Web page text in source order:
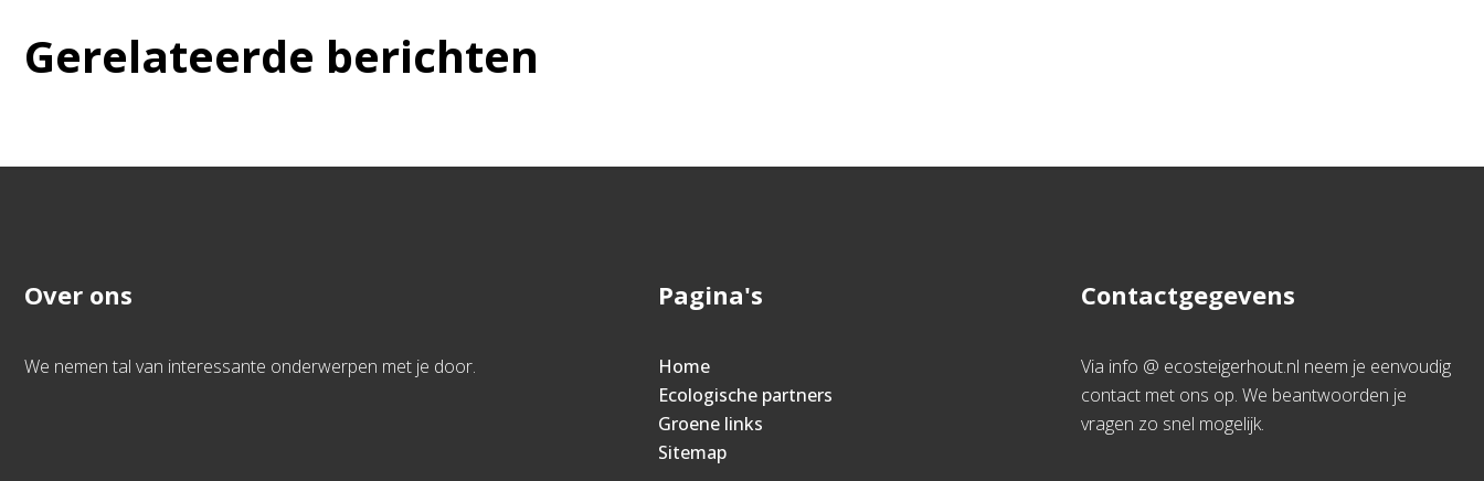
Gerelateerde berichten
Over ons
We nemen tal van interessante onderwerpen met je door.
Pagina's
Home
Ecologische partners
Groene links
Sitemap
Contactgegevens
Via info @ ecosteigerhout.nl neem je eenvoudig
contact met ons op. We beantwoorden je
vragen zo snel mogelijk.